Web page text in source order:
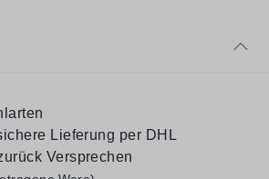
Lieferung per DHL
Versprechen